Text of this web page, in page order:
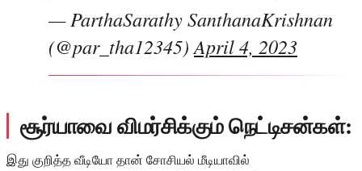
— ParthaSarathy SanthanaKrishnan
(@par_tha12345) April 4, 2023
சூர்யாவை விமர்சிக்கும் நெட்டிசன்கள்:
இது குறித்த வீடியோ தான் சோசியல் மீடியாவில்